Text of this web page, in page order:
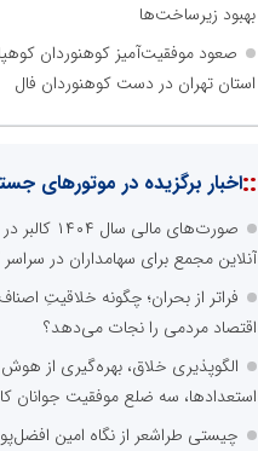
بهبود زیرساخت‌ها
صعود موفقیت‌آمیز کوهنوردان
استان تهران در دست کوهنوردان فال
::اخبار برگزیده در موتورهای
صورت‌های مالی
آنلاین مجمع برای سهامداران در
فراتر از بحران؛ چگونه خلاقیتِ
اقتصاد مردمی را نجات می‌دهد؟
الگوپذیری خلاق، بهره‌گیری از
استعدادها، سه ضلع موفقیت جوانان
چیستی طراشعر از نگاه امین